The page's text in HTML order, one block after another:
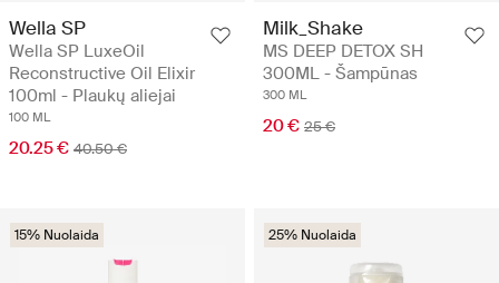
Wella SP
Wella SP LuxeOil
Reconstructive Oil Elixir
100ml - Plaukų aliejai
100 ML
20.25 € 40.50 €
Milk_Shake
MS DEEP DETOX SH
300ML - Šampūnas
300 ML
20 € 25 €
15% Nuolaida 25% Nuolaida